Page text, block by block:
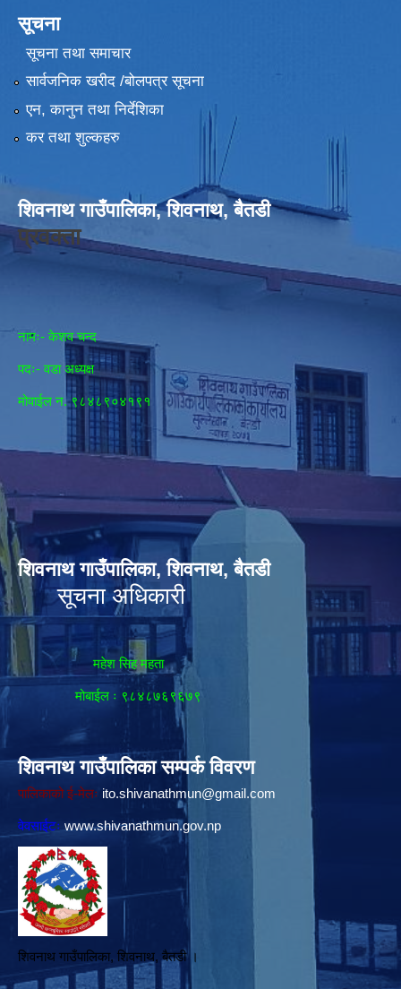
सूचना
सूचना तथा समाचार
सार्वजनिक खरीद /बोलपत्र सूचना
एन, कानुन तथा निर्देशिका
कर तथा शुल्कहरु
शिवनाथ गाउँपालिका, शिवनाथ, बैतडी
प्रवक्ता
नामः- केशव चन्द
पदः- वडा अध्यक्ष
मोवाईल न‌. ९८४८९०४१९१
शिवनाथ गाउँपालिका, शिवनाथ, बैतडी
सूचना अधिकारी
महेश सिह महता
मोबाईल ः ९८४८७६९६७९
शिवनाथ गाउँपालिका सम्पर्क विवरण
पालिकाको ई-मेलः ito.shivanathmun@gmail.com
वेवसाईटः www.shivanathmun.gov.np
शिवनाथ गाउँपालिका, शिवनाथ, बैतडी ।